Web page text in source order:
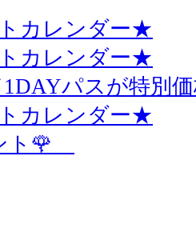
カレンダー★
カレンダー★
1DAYパスが特別
カレンダー★
ト🌹